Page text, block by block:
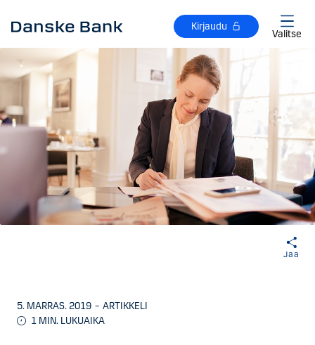
Kirjaudu
Valitse
Jaa
5. MARRAS. 2019 – ARTIKKELI
1 MIN. LUKUAIKA